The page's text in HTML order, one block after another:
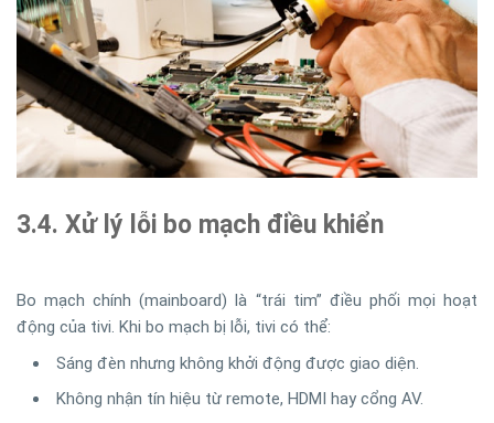
3.4. Xử lý lỗi bo mạch điều khiển
Bo mạch chính (mainboard) là “trái tim” điều phối mọi hoạt
động của tivi. Khi bo mạch bị lỗi, tivi có thể:
Sáng đèn nhưng không khởi động được giao diện.
Không nhận tín hiệu từ remote, HDMI hay cổng AV.